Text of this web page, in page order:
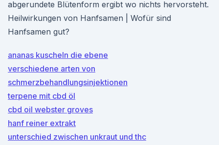
abgerundete Blütenform ergibt wo nichts hervorsteht.
Heilwirkungen von Hanfsamen | Wofür sind
Hanfsamen gut?
ananas kuscheln die ebene
verschiedene arten von
schmerzbehandlungsinjektionen
terpene mit cbd öl
cbd oil webster groves
hanf reiner extrakt
unterschied zwischen unkraut und thc